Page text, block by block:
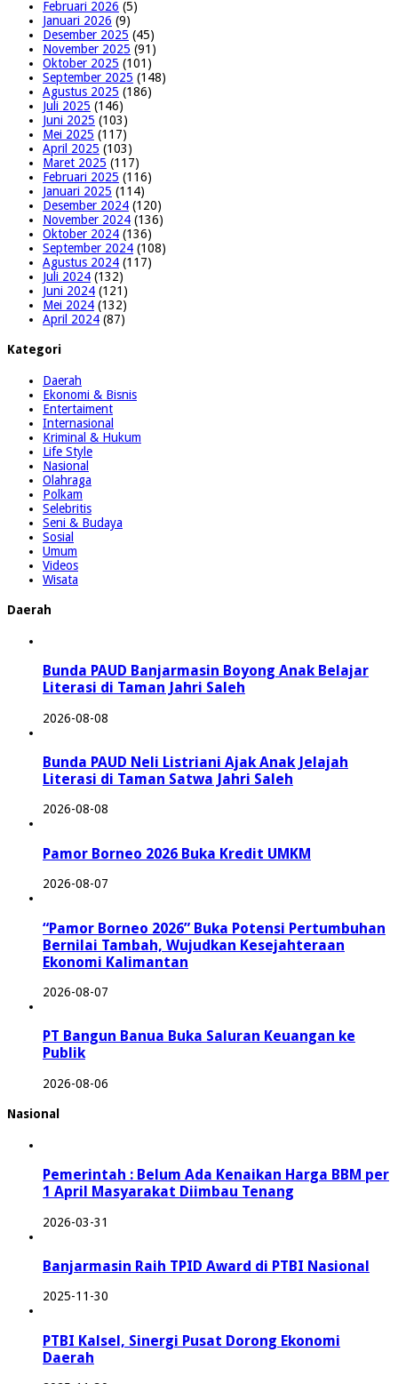
Februari 2026 (5)
Januari 2026 (9)
Desember 2025 (45)
November 2025 (91)
Oktober 2025 (101)
September 2025 (148)
Agustus 2025 (186)
Juli 2025 (146)
Juni 2025 (103)
Mei 2025 (117)
April 2025 (103)
Maret 2025 (117)
Februari 2025 (116)
Januari 2025 (114)
Desember 2024 (120)
November 2024 (136)
Oktober 2024 (136)
September 2024 (108)
Agustus 2024 (117)
Juli 2024 (132)
Juni 2024 (121)
Mei 2024 (132)
April 2024 (87)
Kategori
Daerah
Ekonomi & Bisnis
Entertaiment
Internasional
Kriminal & Hukum
Life Style
Nasional
Olahraga
Polkam
Selebritis
Seni & Budaya
Sosial
Umum
Videos
Wisata
Daerah
Bunda PAUD Banjarmasin Boyong Anak Belajar
Literasi di Taman Jahri Saleh
2026-08-08
Bunda PAUD Neli Listriani Ajak Anak Jelajah
Literasi di Taman Satwa Jahri Saleh
2026-08-08
Pamor Borneo 2026 Buka Kredit UMKM
2026-08-07
“Pamor Borneo 2026” Buka Potensi Pertumbuhan
Bernilai Tambah, Wujudkan Kesejahteraan
Ekonomi Kalimantan
2026-08-07
PT Bangun Banua Buka Saluran Keuangan ke
Publik
2026-08-06
Nasional
Pemerintah : Belum Ada Kenaikan Harga BBM per
1 April Masyarakat Diimbau Tenang
2026-03-31
Banjarmasin Raih TPID Award di PTBI Nasional
2025-11-30
PTBI Kalsel, Sinergi Pusat Dorong Ekonomi
Daerah